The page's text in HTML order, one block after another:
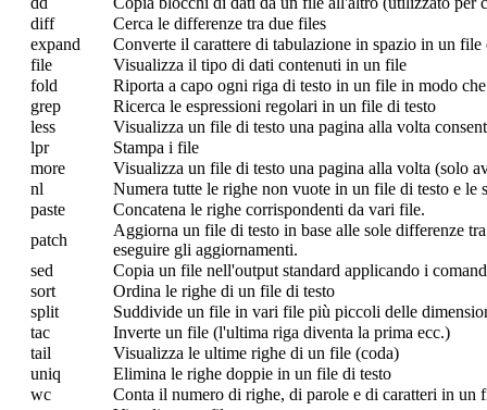
diff
Cerca le differenze tra due files
expand
Converte il carattere di tabulazione in spazio in un file
file
Visualizza il tipo di dati contenuti in un file
fold
Riporta a capo ogni riga di testo in un file in modo
grep
Ricerca le espressioni regolari in un file di testo
less
Visualizza un file di testo una pagina alla volta
lpr
Stampa i file
more
Visualizza un file di testo una pagina alla volta (solo
nl
Numera tutte le righe non vuote in un file di testo e le
paste
Concatena le righe corrispondenti da vari file.
patch
Aggiorna un file di testo in base alle sole differenze
eseguire gli aggiornamenti.
sed
Copia un file nell'output standard applicando i
sort
Ordina le righe di un file di testo
split
Suddivide un file in vari file più piccoli delle
tac
Inverte un file (l'ultima riga diventa la prima ecc.)
tail
Visualizza le ultime righe di un file (coda)
uniq
Elimina le righe doppie in un file di testo
wc
Conta il numero di righe, di parole e di caratteri in un